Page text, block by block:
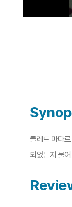
콜레트 마다
되었는지 물